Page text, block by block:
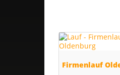
Firmenlauf